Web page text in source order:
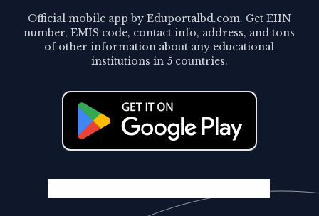
Official mobile app by Eduportalbd.com. Get EIIN
number, EMIS code, contact info, address, and tons
of other information about any educational
institutions in 5 countries.